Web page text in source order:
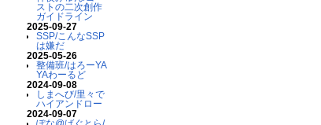
ストの二次創作
ガイドライン
2025-09-27
SSP/こんなSSP
は嫌だ
2025-05-26
整備班/はろーYA
YAわーるど
2024-09-08
しまへび/里々で
ハイアンドロー
2024-09-07